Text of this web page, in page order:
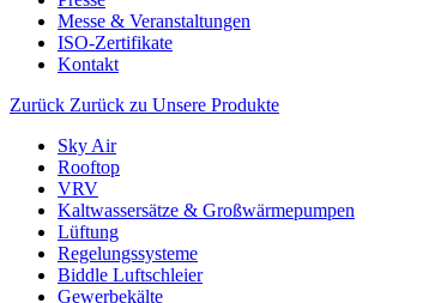
Messe & Veranstaltungen
ISO-Zertifikate
Kontakt
Zurück Zurück zu Unsere Produkte
Sky Air
Rooftop
VRV
Kaltwassersätze & Großwärmepumpen
Lüftung
Regelungssysteme
Biddle Luftschleier
Gewerbekälte